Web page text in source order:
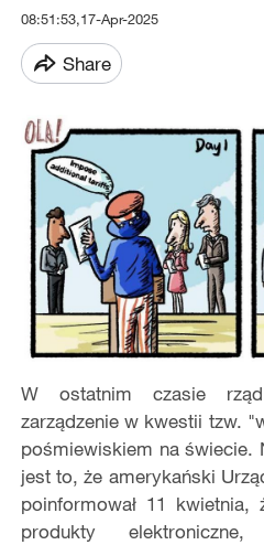
08:51:53,17-Apr-2025
Share
W ostatnim czasie
zarządzenie w kwestii tzw.
pośmiewiskiem na świecie.
jest to, że amerykański
poinformował 11
produkty